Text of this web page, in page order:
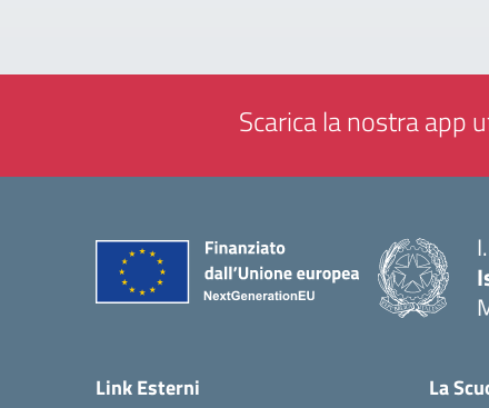
Scarica la nostra app
Link Esterni La